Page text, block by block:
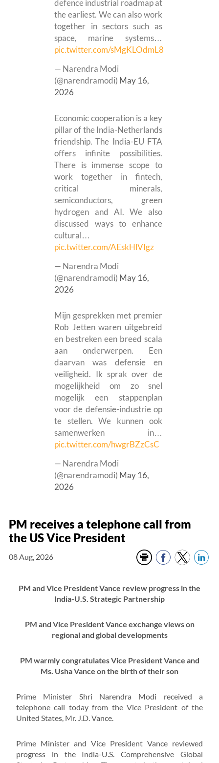
defence industrial roadmap at
the earliest. We can also work
together in sectors such as
space, marine systems…
pic.twitter.com/sMgKLOdmL8
— Narendra Modi
(@narendramodi) May 16,
2026
Economic cooperation is a key
pillar of the India-Netherlands
friendship. The India-EU FTA
offers infinite possibilities.
There is immense scope to
work together in fintech,
critical minerals,
semiconductors, green
hydrogen and AI. We also
discussed ways to enhance
cultural…
pic.twitter.com/AEskHlVIgz
— Narendra Modi
(@narendramodi) May 16,
2026
Mijn gesprekken met premier
Rob Jetten waren uitgebreid
en bestreken een breed scala
aan onderwerpen. Een
daarvan was defensie en
veiligheid. Ik sprak over de
mogelijkheid om zo snel
mogelijk een stappenplan
voor de defensie-industrie op
te stellen. We kunnen ook
samenwerken in…
pic.twitter.com/hwgrBZzCsC
— Narendra Modi
(@narendramodi) May 16,
2026
PM receives a telephone call from
the US Vice President
08 Aug, 2026
PM and Vice President Vance review progress in the
India-U.S. Strategic Partnership
PM and Vice President Vance exchange views on
regional and global developments
PM warmly congratulates Vice President Vance and
Ms. Usha Vance on the birth of their son
Prime Minister Shri Narendra Modi received a
telephone call today from the Vice President of the
United States, Mr. J.D. Vance.
Prime Minister and Vice President Vance reviewed
progress in the India-U.S. Comprehensive Global